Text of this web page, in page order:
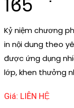
165
Kỷ niệm chương
in nội dung theo
được ứng dụng
lớp, khen thưởng
Giá: LIÊN HỆ